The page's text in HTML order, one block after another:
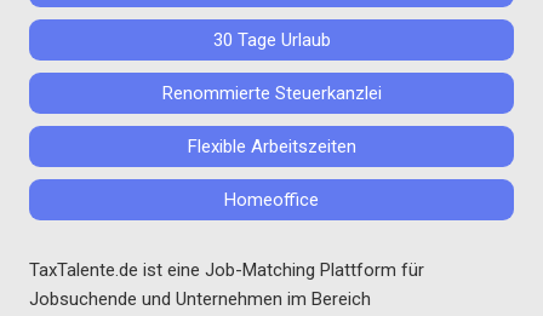
30 Tage Urlaub
Renommierte Steuerkanzlei
Flexible Arbeitszeiten
Homeoffice
TaxTalente.de ist eine Job-Matching Plattform für
Jobsuchende und Unternehmen im Bereich